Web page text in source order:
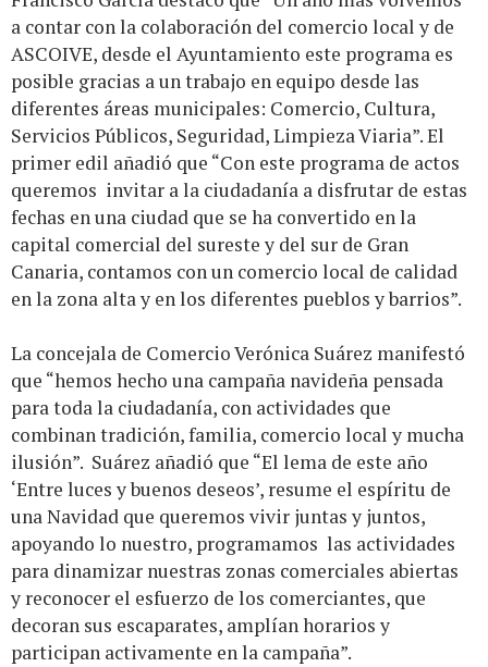
a contar con la colaboración del comercio local y de
ASCOIVE, desde el Ayuntamiento este programa es
posible gracias a un trabajo en equipo desde las
diferentes áreas municipales: Comercio, Cultura,
Servicios Públicos, Seguridad, Limpieza Viaria”. El
primer edil añadió que “Con este programa de actos
queremos invitar a la ciudadanía a disfrutar de estas
fechas en una ciudad que se ha convertido en la
capital comercial del sureste y del sur de Gran
Canaria, contamos con un comercio local de calidad
en la zona alta y en los diferentes pueblos y barrios”.
La concejala de Comercio Verónica Suárez manifestó
que “hemos hecho una campaña navideña pensada
para toda la ciudadanía, con actividades que
combinan tradición, familia, comercio local y mucha
ilusión”. Suárez añadió que “El lema de este año
‘Entre luces y buenos deseos’, resume el espíritu de
una Navidad que queremos vivir juntas y juntos,
apoyando lo nuestro, programamos las actividades
para dinamizar nuestras zonas comerciales abiertas
y reconocer el esfuerzo de los comerciantes, que
decoran sus escaparates, amplían horarios y
participan activamente en la campaña”.